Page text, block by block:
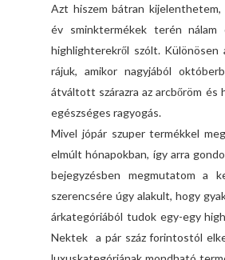
Azt hiszem bátran
év sminktermékek terén nálam
highlighterekről szólt. Különösen
rájuk, amikor nagyjából
átváltott szárazra az arcbőröm és
egészséges ragyogás.
Mivel jópár szuper termékkel
elmúlt hónapokban, így arra
bejegyzésben megmutatom a
szerencsére úgy alakult, hogy
árkategóriából tudok egy-egy
Nektek a pár száz forintostól